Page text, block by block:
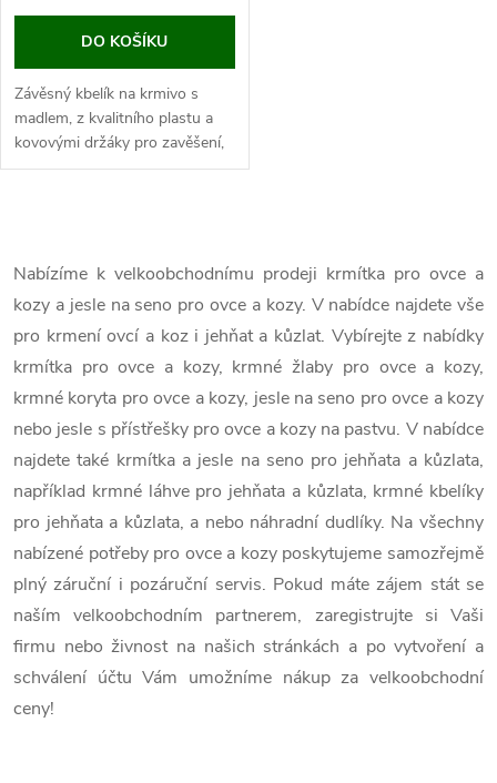
DO KOŠÍKU
Závěsný kbelík na krmivo s
madlem, z kvalitního plastu a
kovovými držáky pro zavěšení,
přídavná rukojeť, objem 12 l.
v
l
á
d
a
c
í
p
r
v
k
Nabízíme k velkoobchodnímu prodeji krmítka pro ovce a
kozy a jesle na seno pro ovce a kozy. V nabídce najdete vše
pro krmení ovcí a koz i jehňat a kůzlat. Vybírejte z nabídky
krmítka pro ovce a kozy, krmné žlaby pro ovce a kozy,
krmné koryta pro ovce a kozy, jesle na seno pro ovce a kozy
nebo jesle s přístřešky pro ovce a kozy na pastvu. V nabídce
najdete také krmítka a jesle na seno pro jehňata a kůzlata,
například krmné láhve pro jehňata a kůzlata, krmné kbelíky
pro jehňata a kůzlata, a nebo náhradní dudlíky. Na všechny
nabízené potřeby pro ovce a kozy poskytujeme samozřejmě
plný záruční i pozáruční servis. Pokud máte zájem stát se
naším velkoobchodním partnerem, zaregistrujte si Vaši
firmu nebo živnost na našich stránkách a po vytvoření a
schválení účtu Vám umožníme nákup za velkoobchodní
ceny!